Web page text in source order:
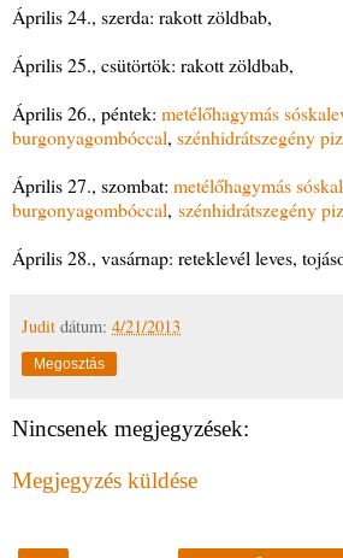
Április 24., szerda: rakott zöldbab,
Április 25., csütörtök: rakott zöldbab,
Április 26., péntek: metélőhagymás
burgonyagombóccal, szénhidrátszegény
Április 27., szombat: metélőhagymás
burgonyagombóccal, szénhidrátszegény
Április 28., vasárnap: reteklevél leves,
Judit dátum: 4/21/2013
Megosztás
Nincsenek megjegyzések:
Megjegyzés küldése